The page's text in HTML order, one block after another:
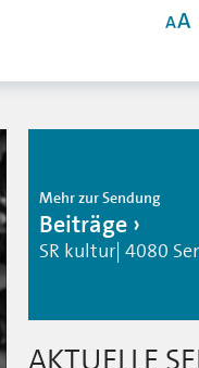
Mehr zur Sendung
Beiträge
SR kultur| 4080